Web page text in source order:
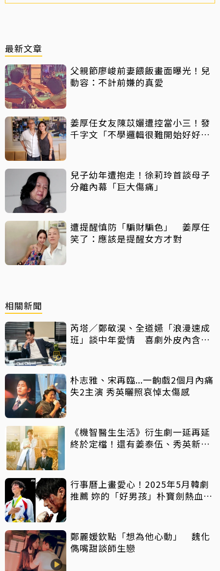
最新文章
父親節廖峻前妻餵飯畫面曝光！兒
動容：不計前嫌的真愛
姜厚任女友陳苡孋遭控當小三！發
千字文「不學邏輯很難開始好好
兒子幼年遭抱走！徐莉玲首談母子
分離內幕「巨大傷痛」
遭提醒慎防「騙財騙色」 姜厚任
笑了：應該是提醒女方才對
相關新聞
芮塔／鄭敬淏、全道嬿「浪漫速成
班」談中年愛情 喜劇外皮內含教
朴志雅、宋再臨...一齣戲2個月內痛
失2主演 秀英曬照哀悼太傷感
《機智醫生生活》衍生劇一延再延
終於定檔！還有姜泰伍、秀英新戲
行事曆上畫愛心！2025年5月韓劇
推薦 妳的「好男孩」朴寶劍熱血登
鄭麗媛欽點「想為他心動」 魏化
儁嘴甜談師生戀